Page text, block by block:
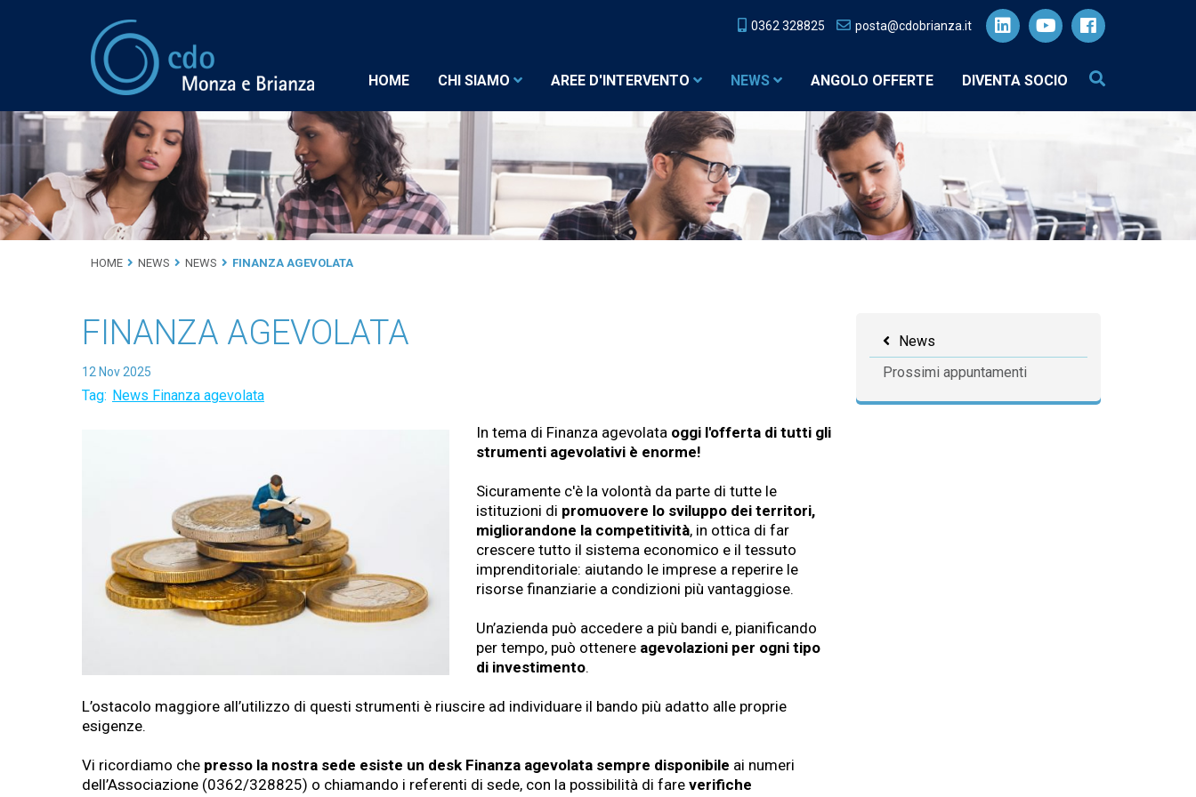
0362 328825 posta@cdobrianza.it
HOME CHI SIAMO AREE D'INTERVENTO NEWS ANGOLO OFFERTE DIVENTA SOCIO
HOME NEWS NEWS FINANZA AGEVOLATA
FINANZA AGEVOLATA
12 Nov2025
Tag: News Finanza agevolata
In tema di Finanza agevolata oggi l'offerta di tutti gli
strumenti agevolativi è enorme!
Sicuramente c'è la volontà da parte di tutte le
istituzioni di promuovere lo sviluppo dei territori,
migliorandone la competitività, in ottica di far
crescere tutto il sistema economico e il tessuto
imprenditoriale: aiutando le imprese a reperire le
risorse finanziarie a condizioni più vantaggiose.
Un’azienda può accedere a più bandi e, pianificando
per tempo, può ottenere agevolazioni per ogni tipo
di investimento.
L’ostacolo maggiore all’utilizzo di questi strumenti è riuscire ad individuare il bando più adatto alle proprie
esigenze.
Vi ricordiamo che presso la nostra sede esiste un desk Finanza agevolata sempre disponibile ai numeri
dell’Associazione (0362/328825) o chiamando i referenti di sede, con la possibilità di fare verifiche
News
Prossimi appuntamenti